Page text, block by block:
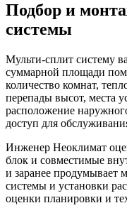
Подбор и
системы
Мульти-сплит систему
суммарной площади
количество комнат,
перепады высот, места
расположение
доступ для
Инженер Неоклимат
блок и совместимые
и заранее продумывает
системы и установки
оценки планировки и